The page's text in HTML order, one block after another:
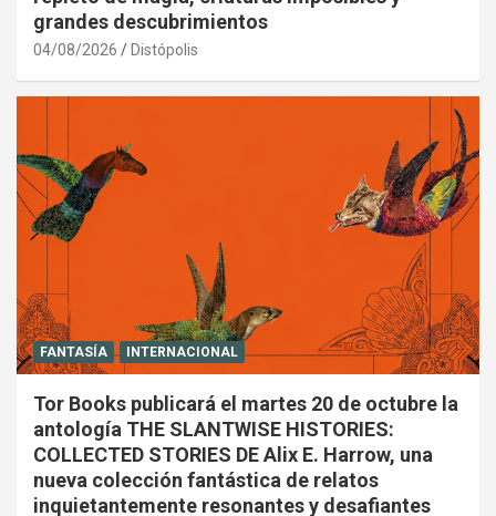
grandes descubrimientos
04/08/2026 Distópolis
FANTASÍA INTERNACIONAL
Tor Books publicará el martes 20 de octubre la
antología THE SLANTWISE HISTORIES:
COLLECTED STORIES DE Alix E. Harrow, una
nueva colección fantástica de relatos
inquietantemente resonantes y desafiantes